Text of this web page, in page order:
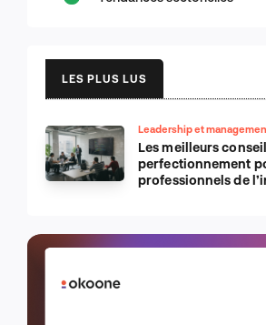
LES PLUS LUS
Leadership et
Les meilleurs
perfectionnement
professionnels de